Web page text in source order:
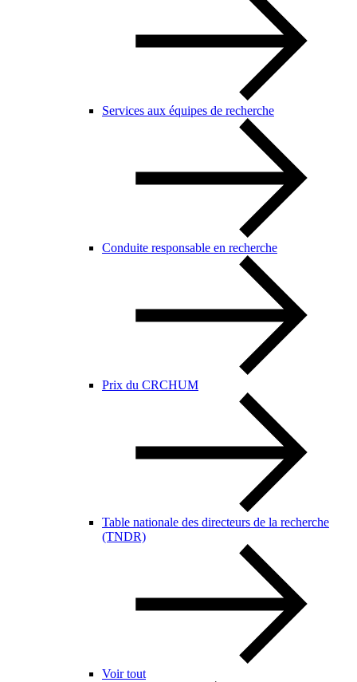
Services aux équipes de recherche
Conduite responsable en recherche
Prix du CRCHUM
Table nationale des directeurs de la recherche
(TNDR)
Voir tout